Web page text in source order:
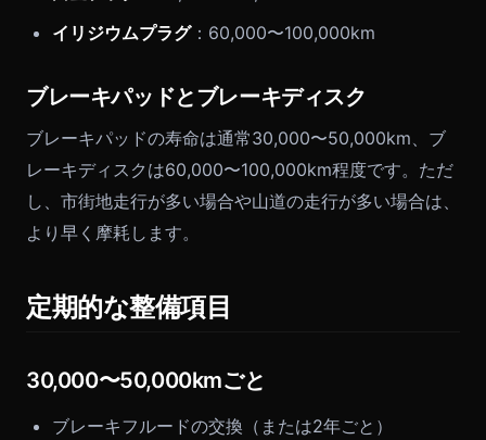
イリジウムプラグ：60,000〜100,000km
ブレーキパッドとブレーキディスク
ブレーキパッドの寿命は通常30,000〜50,000km、ブ
レーキディスクは60,000〜100,000km程度です。ただ
し、市街地走行が多い場合や山道の走行が多い場合は、
より早く摩耗します。
定期的な整備項目
30,000〜50,000kmごと
ブレーキフルードの交換（または2年ごと）